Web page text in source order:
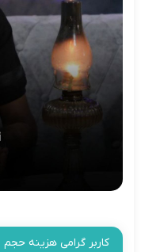
کاربر گرامی هزینه